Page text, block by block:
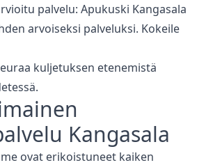
palvelu: Apukuski Kangasala
arvoiseksi palveluksi. Kokeile
kuljetuksen etenemistä
Kangasala
ovat erikoistuneet kaiken